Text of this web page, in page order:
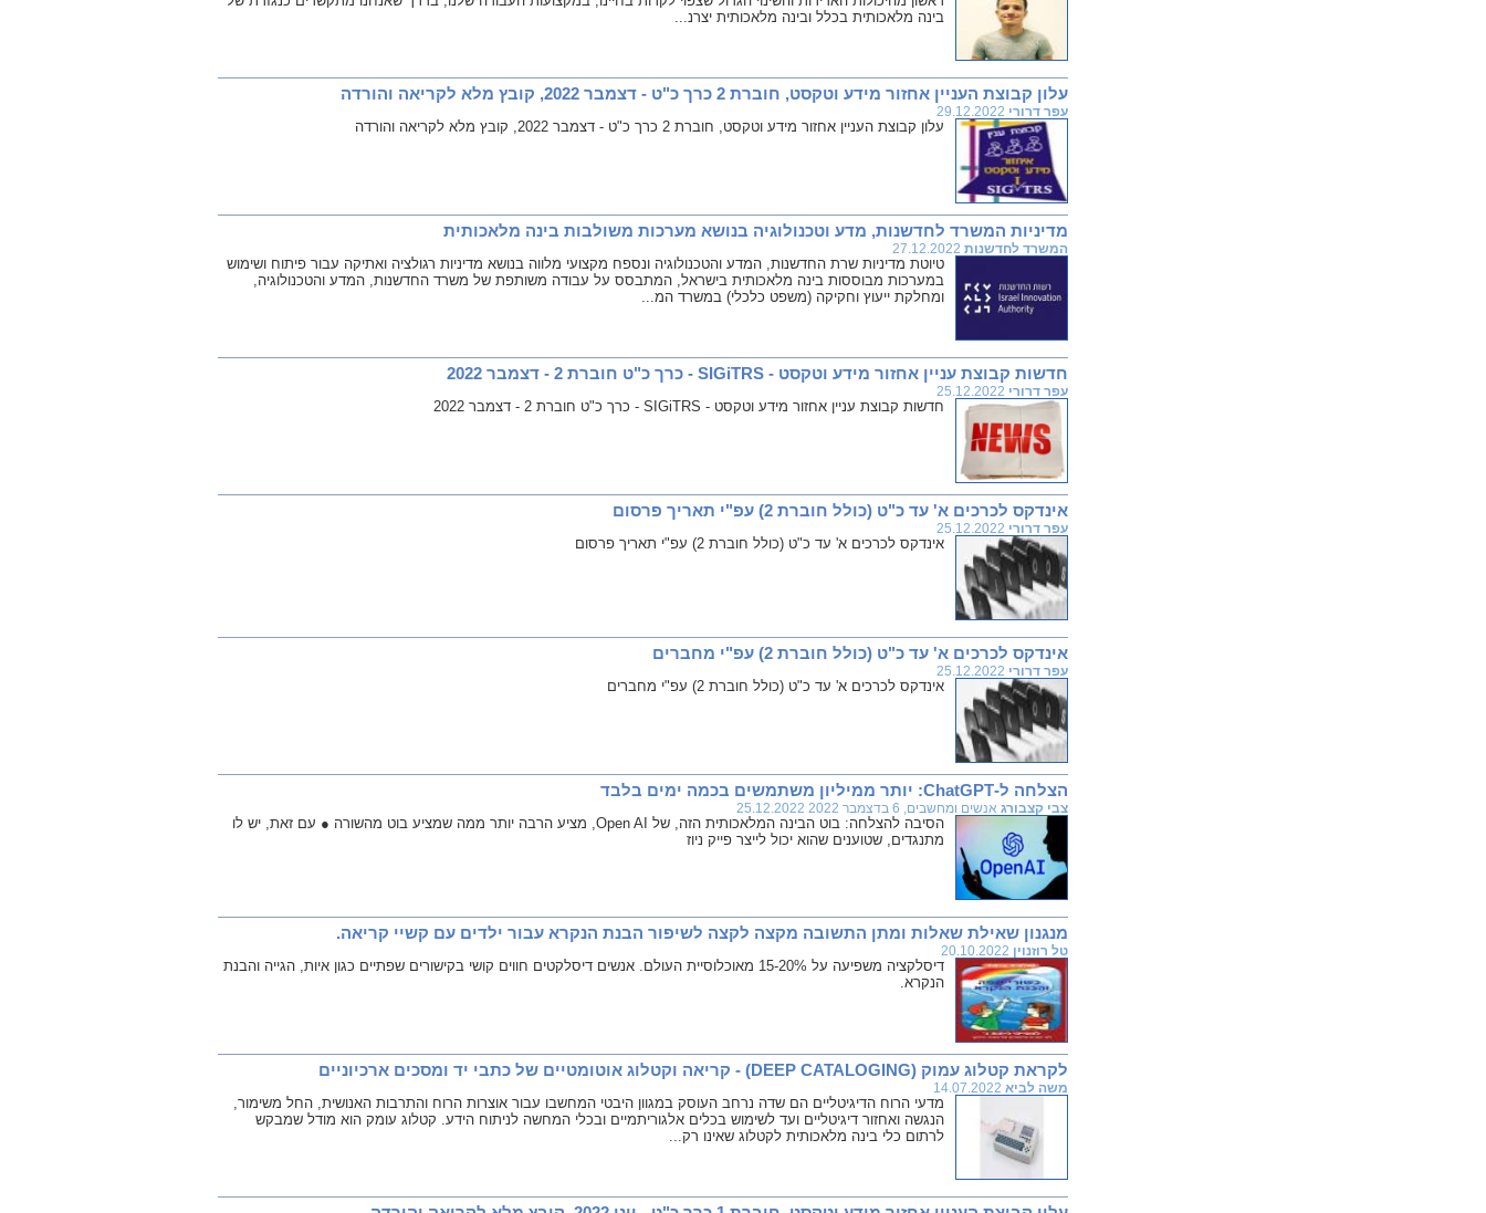
בינה מלאכותית בכלל ובינה מלאכותית יצרנ...
עלון קבוצת העניין אחזור מידע וטקסט, חוברת 2 כרך כ"ט - דצמבר 2022, קובץ מלא לקריאה והורדה
עפר דרורי
עלון קבוצת העניין אחזור מידע וטקסט, חוברת 2 כרך כ"ט - דצמבר 2022, קובץ מלא לקריאה והורדה
מדיניות המשרד לחדשנות, מדע וטכנולוגיה בנושא מערכות משולבות בינה מלאכותית
המשרד לחדשנות
טיוטת מדיניות שרת החדשנות, המדע והטכנולוגיה ונספח מקצועי מלווה בנושא מדיניות רגולציה ואתיקה עבור פיתוח ושימוש
במערכות מבוססות בינה מלאכותית בישראל, המתבסס על עבודה משותפת של משרד החדשנות, המדע והטכנולוגיה,
ומחלקת ייעוץ וחקיקה (משפט כלכלי) במשרד המ...
חדשות קבוצת עניין אחזור מידע וטקסט - SIGiTRS - כרך כ"ט חוברת 2 - דצמבר 2022
עפר דרורי
חדשות קבוצת עניין אחזור מידע וטקסט - SIGiTRS - כרך כ"ט חוברת 2 - דצמבר 2022
אינדקס לכרכים א' עד כ"ט (כולל חוברת 2) עפ"י תאריך פרסום
עפר דרורי
אינדקס לכרכים א' עד כ"ט (כולל חוברת 2) עפ"י תאריך פרסום
אינדקס לכרכים א' עד כ"ט (כולל חוברת 2) עפ"י מחברים
עפר דרורי
אינדקס לכרכים א' עד כ"ט (כולל חוברת 2) עפ"י מחברים
הצלחה ל-ChatGPT: יותר ממיליון משתמשים בכמה ימים בלבד
צבי קצבורג אנשים ומחשבים, 6 בדצמבר 2022 25.12.2022
הסיבה להצלחה: בוט הבינה המלאכותית הזה, של Open AI, מציע הרבה יותר ממה שמציע בוט מהשורה ● עם זאת, יש לו
מתנגדים, שטוענים שהוא יכול לייצר פייק ניוז
מנגנון שאילת שאלות ומתן התשובה מקצה לקצה לשיפור הבנת הנקרא עבור ילדים עם קשיי קריאה.
טל רוזנוין
דיסלקציה משפיעה על 15-20% מאוכלוסיית העולם. אנשים דיסלקטים חווים קושי בקישורים שפתיים כגון איות, הגייה והבנת
הנקרא.
לקראת קטלוג עמוק (DEEP CATALOGING) - קריאה וקטלוג אוטומטיים של כתבי יד ומסכים ארכיוניים
משה לביא
מדעי הרוח הדיגיטליים הם שדה נרחב העוסק במגוון היבטי המחשבו עבור אוצרות הרוח והתרבות האנושית, החל משימור,
הנגשה ואחזור דיגיטליים ועד לשימוש בכלים אלגוריתמיים ובכלי המחשה לניתוח הידע. קטלוג עומק הוא מודל שמבקש
לרתום כלי בינה מלאכותית לקטלוג שאינו רק...